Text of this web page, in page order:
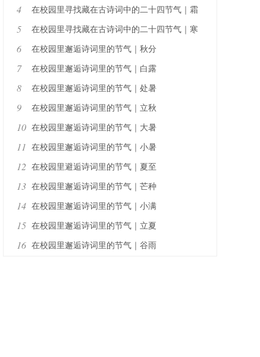
雪
4
在校园里寻找藏在古诗词中的二十四节气｜霜
降
5
在校园里寻找藏在古诗词中的二十四节气｜寒
露
6 在校园里邂逅诗词里的节气｜秋分
7 在校园里邂逅诗词里的节气｜白露
8 在校园里邂逅诗词里的节气｜处暑
9 在校园里邂逅诗词里的节气｜立秋
10 在校园里邂逅诗词里的节气｜大暑
11 在校园里邂逅诗词里的节气｜小暑
12 在校园里避逅诗词里的节气｜夏至
13 在校园里邂逅诗词里的节气｜芒种
14 在校园里邂逅诗词里的节气｜小满
15 在校园里邂逅诗词里的节气｜立夏
16 在校园里邂逅诗词里的节气｜谷雨